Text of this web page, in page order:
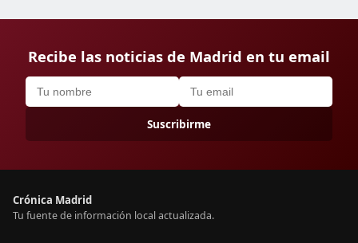
Recibe las noticias de Madrid en tu email
Suscribirme
Crónica Madrid
Tu fuente de información local actualizada.